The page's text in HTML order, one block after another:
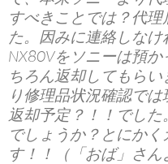
すべきことでは？代
た。因みに連絡しな
NX80Vをソニーは預
ちろん返却してもら
り修理品状況確認で
返却予定？！！でし
でしょうか？とにか
す！！（「おば」さん